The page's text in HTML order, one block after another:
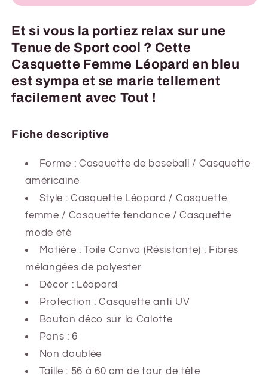
Et si vous la portiez relax sur une
Tenue de Sport cool ? Cette
Casquette Femme Léopard en bleu
est sympa et se marie tellement
facilement avec Tout !
Fiche descriptive
Forme : Casquette de baseball / Casquette
américaine
Style : Casquette Léopard / Casquette
femme / Casquette tendance / Casquette
mode été
Matière : Toile Canva (Résistante) : Fibres
mélangées de polyester
Décor : Léopard
Protection : Casquette anti UV
Bouton déco sur la Calotte
Pans : 6
Non doublée
Taille : 56 à 60 cm de tour de tête